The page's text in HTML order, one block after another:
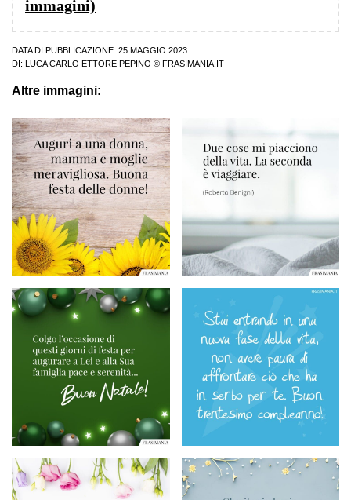
immagini)
DATA DI PUBBLICAZIONE: 25 MAGGIO 2023
DI:
LUCA CARLO ETTORE PEPINO © FRASIMANIA.IT
Altre immagini: